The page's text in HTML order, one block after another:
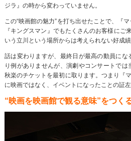
ジラ』の時から変わっていません。
この“映画館の魅力”を打ち出せたことで、『
『キングスマン』でもたくさんのお客様にご
いう立川という場所からは考えられない好成
話は変わりますが、最終日が最高の動員にな
り例がありませんが、演劇やコンサートで
秋楽のチケットを最初に取ります。つまり『
に映画ではなく、イベントになったことの証左
“映画を映画館で観る意味”をつく